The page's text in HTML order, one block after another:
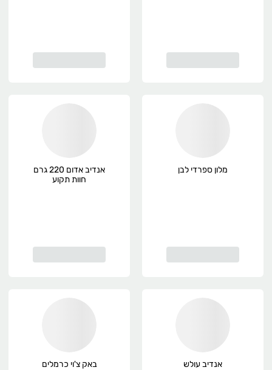
מלון ספרדי לבן
אנדיב אדום 220 גרם
חוות תקוע
אנדיב עולש באק צ'וי כרמלים